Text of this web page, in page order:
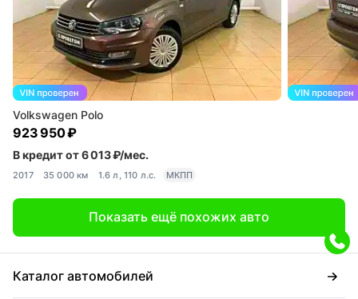
Volkswagen Polo
923 950 ₽
В кредит от 6 013 ₽/мес.
2017 35 000 км 1.6 л, 110 л.с. МКПП
Показать ещё похожих авто
Каталог автомобилей